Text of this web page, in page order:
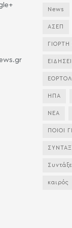
News
ΑΣΕΠ
ΗΠΑ
ΝΕΑ
ΠΟΙΟΙ
καιρός